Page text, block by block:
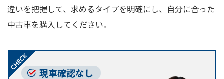
違いを把握して、求めるタイプを明確にし、自分に合った
中古車を購入してください。
現車確認なし